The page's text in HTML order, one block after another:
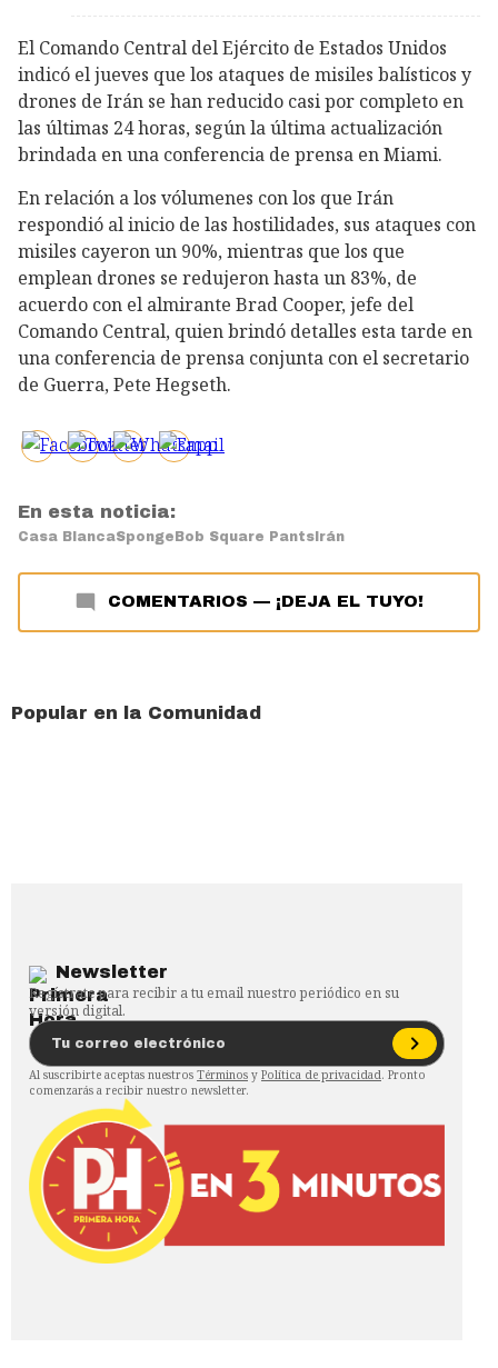
El Comando Central del Ejército de Estados Unidos
indicó el jueves que los ataques de misiles balísticos y
drones de Irán se han reducido casi por completo en
las últimas 24 horas, según la última actualización
brindada en una conferencia de prensa en Miami.
En relación a los vólumenes con los que Irán
respondió al inicio de las hostilidades, sus ataques con
misiles cayeron un 90%, mientras que los que
emplean drones se redujeron hasta un 83%, de
acuerdo con el almirante Brad Cooper, jefe del
Comando Central, quien brindó detalles esta tarde en
una conferencia de prensa conjunta con el secretario
de Guerra, Pete Hegseth.
En esta noticia:
Casa BlancaSpongeBob Square PantsIrán
COMENTARIOS — ¡DEJA EL TUYO!
Popular en la Comunidad
Newsletter
Regístrate para recibir a tu email nuestro periódico en su
versión digital.
Al suscribirte aceptas nuestros Términos y Política de privacidad. Pronto
comenzarás a recibir nuestro newsletter.